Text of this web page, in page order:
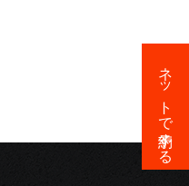
ネットで予約する